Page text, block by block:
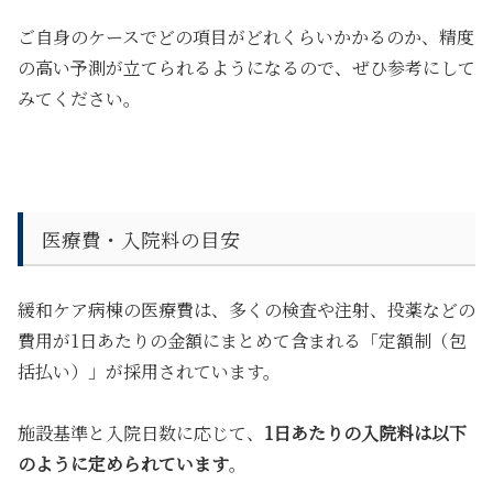
ご自身のケースでどの項目がどれくらいかかるのか、精度
の高い予測が立てられるようになるので、ぜひ参考にして
みてください。
医療費・入院料の目安
緩和ケア病棟の医療費は、多くの検査や注射、投薬などの
費用が1日あたりの金額にまとめて含まれる「定額制（包
括払い）」が採用されています。
施設基準と入院日数に応じて、 1日あたりの入院料は以下
のように定められています。